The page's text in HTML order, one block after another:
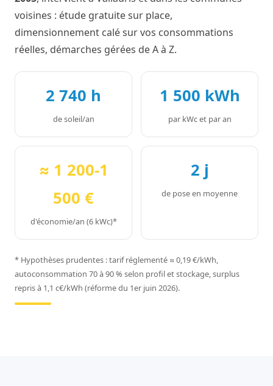
voisines : étude gratuite sur place,
dimensionnement calé sur vos consommations
réelles, démarches gérées de A à Z.
2 740 h
de soleil/an
1 500 kWh
par kWc et par an
≈ 1 200-1
500 €
d'économie/an (6 kWc)*
2 j
de pose en moyenne
* Hypothèses prudentes : tarif réglementé ≈ 0,19 €/kWh,
autoconsommation 70 à 90 % selon profil et stockage, surplus
repris à 1,1 c€/kWh (réforme du 1er juin 2026).